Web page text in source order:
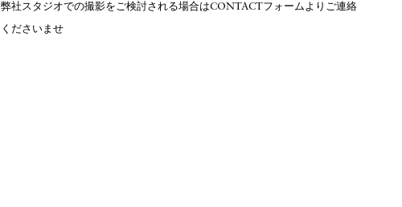
弊社スタジオでの撮影をご検討される場合はCONTACTフォームよりご連絡
くださいませ